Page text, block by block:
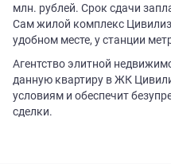
млн. рублей. Срок сдачи
Сам жилой комплекс
удобном месте, у станции
Агентство элитной
данную квартиру в ЖК
условиям и обеспечит
сделки.